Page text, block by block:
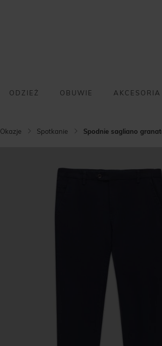
ODZIEŻ OBUWIE AKCESORIA
Okazje Spotkanie Spodnie sagliano